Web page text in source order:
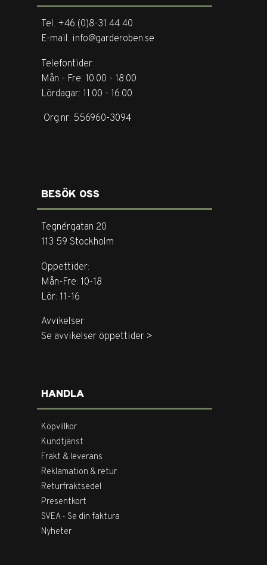
Tel. +46 (0)8-31 44 40
E-mail. info@garderoben.se
Telefontider:
Mån - Fre: 10.00 - 18.00
Lördagar: 11.00 - 16.00
Org.nr: 556960-3094
BESÖK OSS
Tegnérgatan 20
113 59 Stockholm
Öppettider:
Mån-Fre: 10-18
Lör: 11-16
Avvikelser:
Se avvikelser öppettider >
HANDLA
Köpvillkor
Kundtjänst
Frakt & leverans
Reklamation & retur
Returfraktsedel
Presentkort
SVEA - Se din faktura
Nyheter